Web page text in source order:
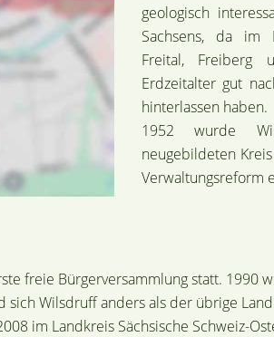
geologisch
Sachsens, da im
Freital, Freiberg
Erdzeitalter gut
hinterlassen haben.
1952 wurde
neugebildeten
Verwaltungsreform
freie Bürgerversammlung statt. 1990
Wilsdruff anders als der übrige
im Landkreis Sächsische Schweiz-